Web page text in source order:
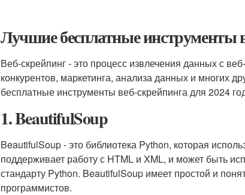
Лучшие бесплатные инструменты
Веб-скрейпинг - это процесс извлечения данных с
конкурентов, маркетинга, анализа данных и многих
бесплатные инструменты веб-скрейпинга для 2024
1. BeautifulSoup
BeautifulSoup - это библиотека Python, которая
поддерживает работу с HTML и XML, и может быть
стандарту Python. BeautifulSoup имеет простой и
программистов.